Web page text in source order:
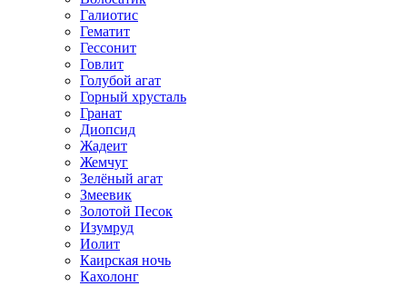
Галиотис
Гематит
Гессонит
Говлит
Голубой агат
Горный хрусталь
Гранат
Диопсид
Жадеит
Жемчуг
Зелёный агат
Змеевик
Золотой Песок
Изумруд
Иолит
Каирская ночь
Кахолонг